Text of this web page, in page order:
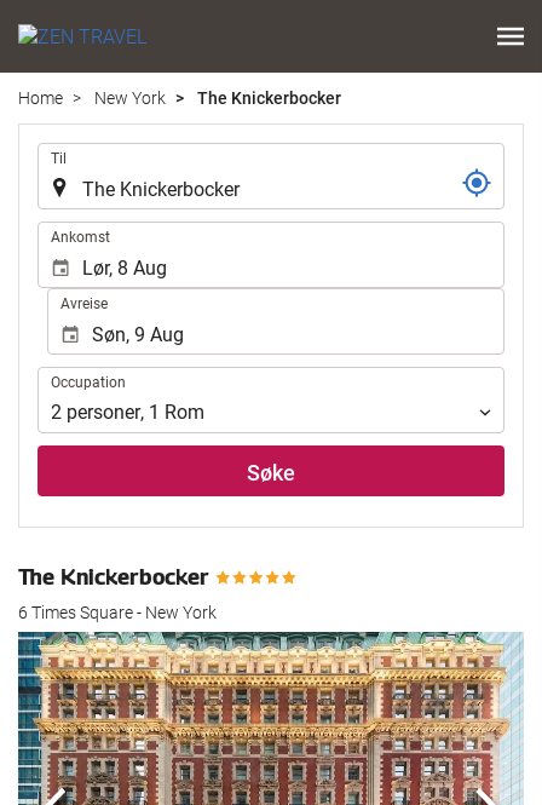
Home New York The Knickerbocker
Til
Ankomst
Avreise
Occupation
Occupation
2 personer, 1 Rom
Søke
The Knickerbocker
6 Times Square - New York